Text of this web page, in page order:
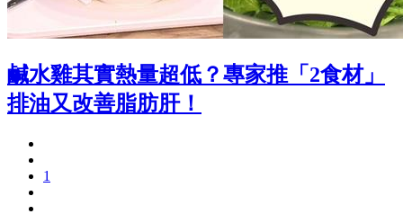
鹹水雞其實熱量超低？專家推「2食材」
排油又改善脂肪肝！
1